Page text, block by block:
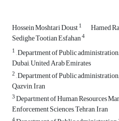
Hossein Moshtari Doust1 Hamed
Sedighe Tootian Esfahan4
1, Department of Public
Dubai, United Arab Emirates
2, Department of Public
Qazvin, Iran
3Department of Human Resources
Enforcement Sciences, Tehran, Iran